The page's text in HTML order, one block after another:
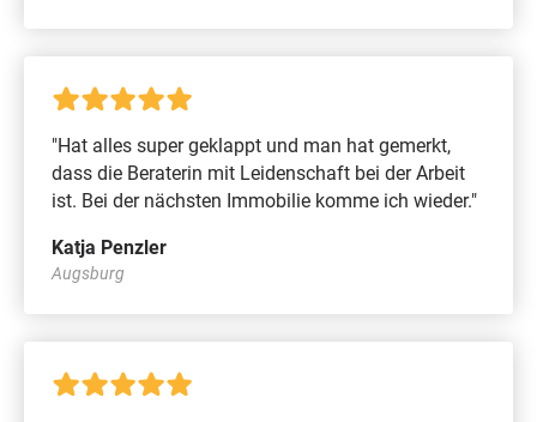
"Hat alles super geklappt und man hat gemerkt,
dass die Beraterin mit Leidenschaft bei der Arbeit
ist. Bei der nächsten Immobilie komme ich wieder."
Katja Penzler
Augsburg